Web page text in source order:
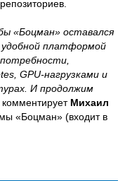
«Боцман» оставался
платформой
GPU-нагрузками и
И продолжим
Михаил
«Боцман» (входит в